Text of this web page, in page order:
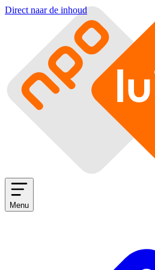
Direct naar de inhoud
Menu